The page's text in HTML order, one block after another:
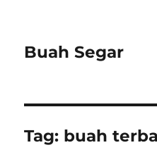
Buah Segar
Tag: buah